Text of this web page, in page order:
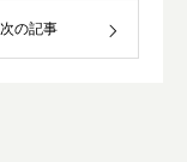
次の記事